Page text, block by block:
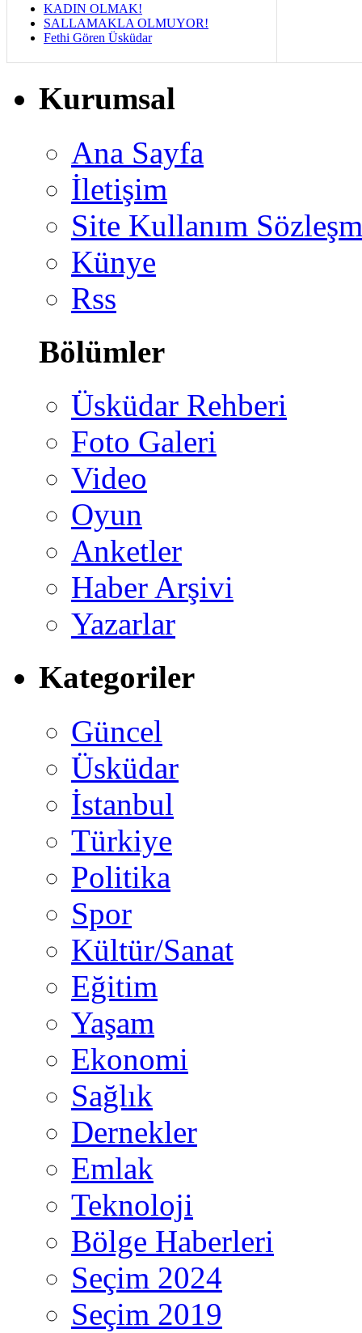
KADIN OLMAK!
SALLAMAKLA OLMUYOR!
Fethi Gören Üsküdar
Kurumsal
Ana Sayfa
İletişim
Site Kullanım
Künye
Rss
Bölümler
Üsküdar Rehberi
Foto Galeri
Video
Oyun
Anketler
Haber Arşivi
Yazarlar
Kategoriler
Güncel
Üsküdar
İstanbul
Türkiye
Politika
Spor
Kültür/Sanat
Eğitim
Yaşam
Ekonomi
Sağlık
Dernekler
Emlak
Teknoloji
Bölge Haberleri
Seçim 2024
Seçim 2019